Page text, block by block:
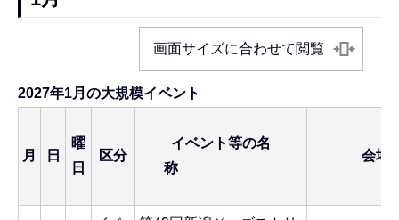
画面サイズに合わせて閲覧
2027年1月の大規模イベント
月 日
曜
日
区分
イベント等の名
称
会場